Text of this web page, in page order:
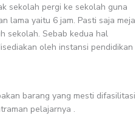
sekolah pergi ke sekolah guna
lama yaitu 6 jam. Pasti saja meja
sekolah. Sebab kedua hal
oleh instansi pendidikan
barang yang mesti difasilitasi
pelajarnya .